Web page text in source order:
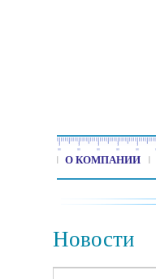
О КОМПАНИИ
Новости